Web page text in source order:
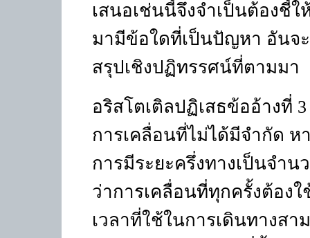
เสนอเช่นนี้จึงจำเป็นต้องชี้
มามีข้อใดที่เป็นปัญหา อันจ
สรุปเชิงปฏิทรรศน์ที่ตามมา
อริสโตเติลปฏิเสธข้ออ้างที่
การเคลื่อนที่ไม่ได้มีจำกัด ห
การมีระยะครึ่งทางเป็นจำ
ว่าการเคลื่อนที่ทุกครั้งต้อง
เวลาที่ใช้ในการเดินทางสา